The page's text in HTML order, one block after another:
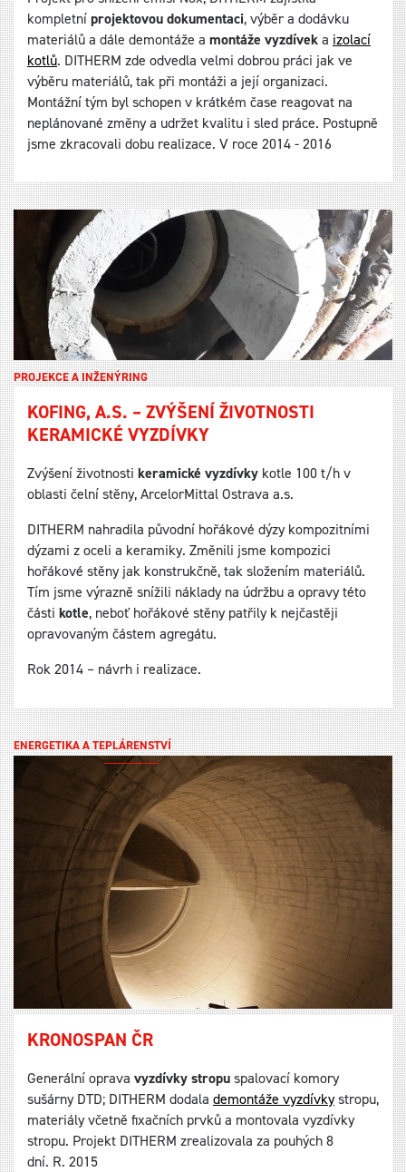
kompletníprojektovou dokumentaci, výběr a dodávku
materiálů a dále demontáže a montáže vyzdíveka izolací
kotlů. DITHERM zde odvedla velmi dobrou práci jak ve
výběru materiálů, tak při montáži a její organizaci.
Montážní tým byl schopen v krátkém čase reagovat na
neplánované změny a udržet kvalitu i sled práce. Postupně
jsme zkracovali dobu realizace. V roce 2014 - 2016
PROJEKCE A INŽENÝRING
KOFING, A.S. – ZVÝŠENÍ ŽIVOTNOSTI
KERAMICKÉ VYZDÍVKY
Zvýšení životnosti keramické vyzdívky kotle 100 t/h v
oblasti čelní stěny, ArcelorMittal Ostrava a.s.
DITHERM nahradila původní hořákové dýzy kompozitními
dýzami z oceli a keramiky. Změnili jsme kompozici
hořákové stěny jak konstrukčně, tak složením materiálů.
Tím jsme výrazně snížili náklady na údržbu a opravy této
části kotle, neboť hořákové stěny patřily k nejčastěji
opravovaným částem agregátu.
Rok 2014 – návrh i realizace.
KRONOSPAN ČR
Generální oprava vyzdívky stropuspalovací komory
sušárny DTD; DITHERM dodala demontáže vyzdívkystropu,
materiály včetně fixačních prvků a montovala vyzdívky
stropu. Projekt DITHERM zrealizovala za pouhých 8
dní. R. 2015
ENERGETIKA A TEPLÁRENSTVÍ